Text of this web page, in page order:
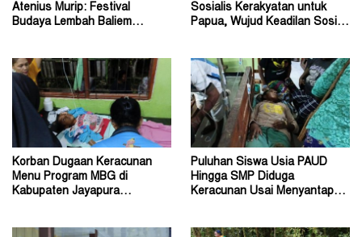
Atenius Murip: Festival
Budaya Lembah Baliem
Sosialis Kerakyatan untuk
Papua, Wujud Keadilan Sosial
Korban Dugaan Keracunan
Menu Program MBG di
Kabupaten Jayapura
Puluhan Siswa Usia PAUD
Hingga SMP Diduga
Keracunan Usai Menyantap